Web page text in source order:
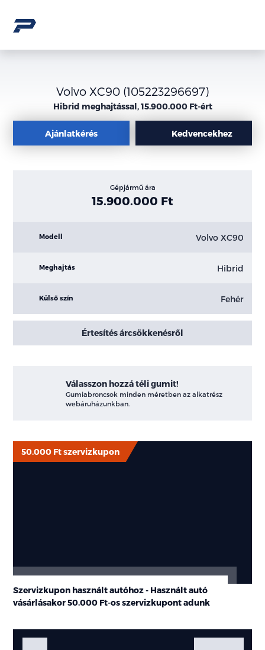
Volvo XC90 (105223296697)
Hibrid meghajtással, 15.900.000 Ft-ért
Ajánlatkérés Kedvencekhez
Gépjármű ára
15.900.000 Ft
Modell Volvo XC90
Meghajtás Hibrid
Külső szín Fehér
Értesítés árcsökkenésről
Válasszon hozzá téli gumit!
Gumiabroncsok minden méretben az alkatrész
webáruházunkban.
Szervizkupon használt autóhoz - Használt autó
vásárlásakor50.000 Ft-osszervizkupont adunk
50.000 Ft szervizkupon
Galéria
Fotók